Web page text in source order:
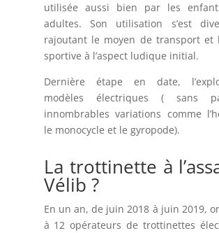
utilisée aussi bien par les
adultes. Son utilisation s’est
rajoutant le moyen de transport et
sportive à l’aspect ludique initial.
Dernière étape en date,
modèles électriques ( sans
innombrablesvariations comme
le monocycle et le gyropode).
La trottinette à
Vélib ?
En un an, de juin 2018 à juin 2019,
à 12 opérateurs de trottinettes